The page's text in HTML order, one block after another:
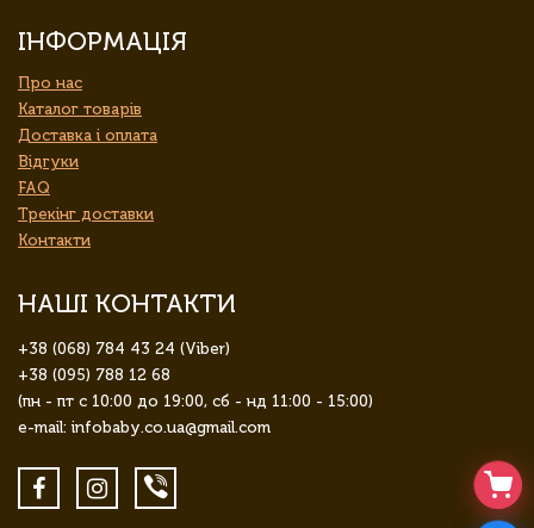
ІНФОРМАЦІЯ
Про нас
Каталог товарів
Доставка і оплата
Відгуки
FAQ
Трекінг доставки
Контакти
НАШІ КОНТАКТИ
+38 (068) 784 43 24 (Viber)
+38 (095) 788 12 68
(пн - пт с 10:00 до 19:00, сб - нд 11:00 - 15:00)
e-mail: infobaby.co.ua@gmail.com